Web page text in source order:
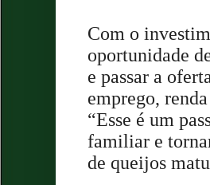
Com o
oportunidade
e passar a
emprego,
“Esse é um
familiar e
de queijos